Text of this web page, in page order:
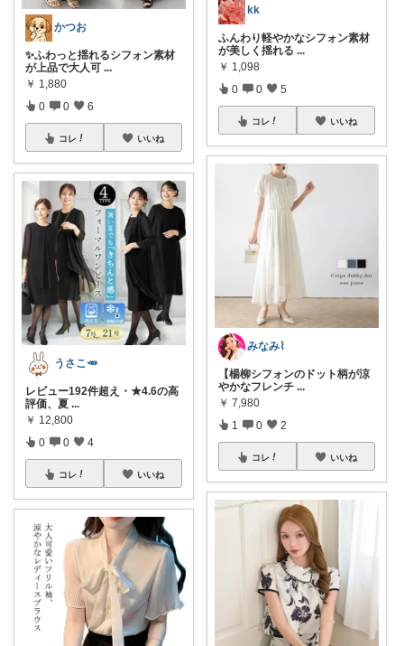
かつお
✨ふわっと揺れるシフォン素材
が上品で大人可 ...
￥ 1,880
0 0 6
コレ いいね
うさこ🥕
レビュー192件超え・★4.6の高
評価、夏 ...
￥ 12,800
0 0 4
コレ いいね
kk
ふんわり軽やかなシフォン素材
が美しく揺れる ...
￥ 1,098
0 0 5
コレ いいね
みなみ⌇
【楊柳シフォンのドット柄が涼
やかなフレンチ ...
￥ 7,980
1 0 2
コレ いいね